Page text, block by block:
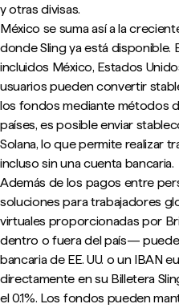
y otras divisas.
México se suma así a la
donde Sling ya está
incluidos México, Estados
usuarios pueden convertir
los fondos mediante métodos
países, es posible enviar
Solana, lo que permite realizar
incluso sin una cuenta bancaria.
Además de los pagos entre
soluciones para trabajadores
virtuales proporcionadas por
dentro o fuera del país—
bancaria de EE. UU. o un IBAN
directamente en su Billetera
el 0.1%. Los fondos pueden